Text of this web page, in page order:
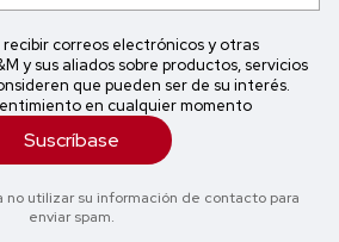
correos electrónicos y otras
y sus aliados sobre productos, servicios
que pueden ser de su interés.
en cualquier momento
Suscríbase
no utilizar su información de contacto para
enviar spam.